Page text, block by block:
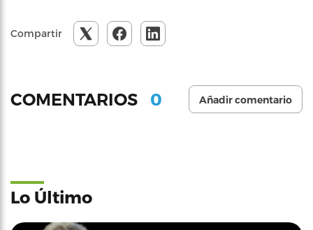
Compartir
COMENTARIOS 0 Añadir comentario
Lo Último